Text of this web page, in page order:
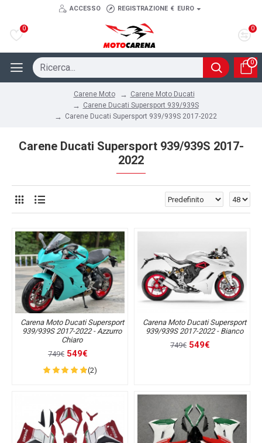
ACCESSO REGISTRAZIONE € EURO
0 0
0
Carene Moto
Carene Moto Ducati
Carene Ducati Supersport 939/939S
Carene Ducati Supersport 939/939S 2017-2022
Carene Ducati Supersport 939/939S 2017-
2022
Carena Moto Ducati Supersport
939/939S 2017-2022 - Azzurro
Chiaro
749€ 549€
(2)
Carena Moto Ducati Supersport
939/939S 2017-2022 - Bianco
749€ 549€